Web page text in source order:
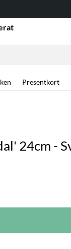
Presentkort
24cm -